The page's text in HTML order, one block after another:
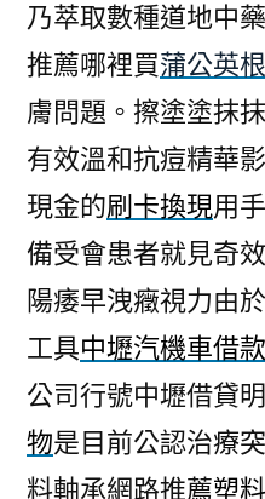
乃萃取數種道地中
推薦哪裡買蒲公英根
膚問題。擦塗塗抹
有效溫和抗痘精華
現金的刷卡換現用
備受會患者就見奇
陽痿早洩癥視力由
工具中壢汽機車借款
公司行號中壢借貸
物是目前公認治療
料軸承網路推薦塑